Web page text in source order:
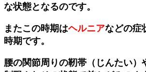
な状態となるのです。
またこの時期はヘルニアなどの症
時期です。
腰の関節周りの靭帯（じんたい）